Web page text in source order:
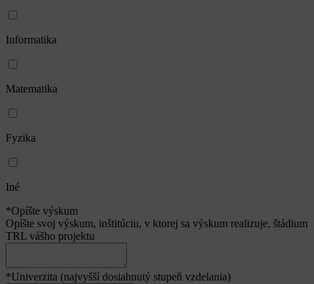
Informatika
Matematika
Fyzika
Iné
*Opíšte výskum
Opíšte svoj výskum, inštitúciu, v ktorej sa výskum realizuje, štádium
TRL vášho projektu
*Univerzita (najvyšší dosiahnutý stupeň vzdelania)